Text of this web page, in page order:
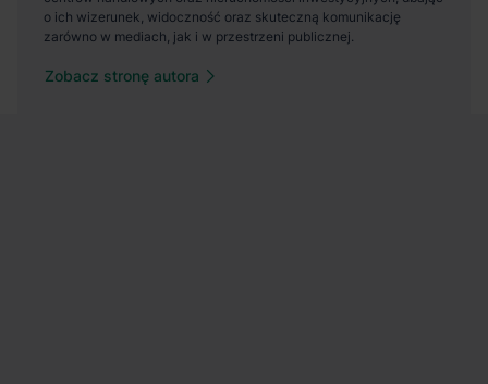
Zobacz stronę autora